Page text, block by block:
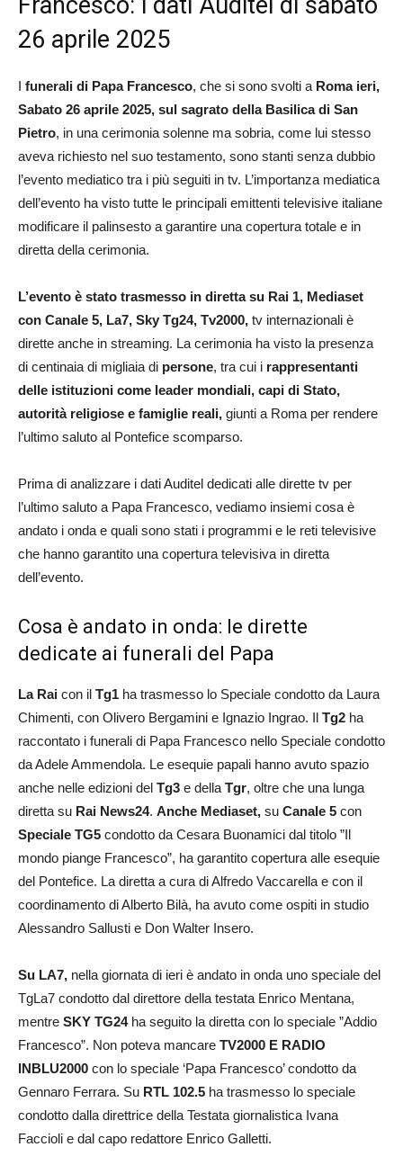
26 aprile 2025
I funerali di Papa Francesco, che si sono svolti a Roma ieri,
Sabato 26 aprile 2025, sul sagrato della Basilica di San
Pietro, in una cerimonia solenne ma sobria, come lui stesso
aveva richiesto nel suo testamento, sono stanti senza dubbio
l’evento mediatico tra i più seguiti in tv. L’importanza mediatica
dell’evento ha visto tutte le principali emittenti televisive italiane
modificare il palinsesto a garantire una copertura totale e in
diretta della cerimonia.
L’evento è stato trasmesso in diretta su Rai 1, Mediaset
con Canale 5, La7, Sky Tg24, Tv2000, tv internazionali è
dirette anche in streaming. La cerimonia ha visto la presenza
di centinaia di migliaia di persone, tra cui i rappresentanti
delle istituzioni come leader mondiali, capi di Stato,
autorità religiose e famiglie reali, giunti a Roma per rendere
l’ultimo saluto al Pontefice scomparso.
Prima di analizzare i dati Auditel dedicati alle dirette tv per
l’ultimo saluto a Papa Francesco, vediamo insiemi cosa è
andato i onda e quali sono stati i programmi e le reti televisive
che hanno garantito una copertura televisiva in diretta
dell’evento.
Cosa è andato in onda: le dirette
dedicate ai funerali del Papa
La Rai con il Tg1 ha trasmesso lo Speciale condotto da Laura
Chimenti, con Olivero Bergamini e Ignazio Ingrao. Il Tg2 ha
raccontato i funerali di Papa Francesco nello Speciale condotto
da Adele Ammendola. Le esequie papali hanno avuto spazio
anche nelle edizioni del Tg3 e della Tgr, oltre che una lunga
diretta su Rai News24. Anche Mediaset, su Canale 5 con
Speciale TG5 condotto da Cesara Buonamici dal titolo ”Il
mondo piange Francesco”, ha garantito copertura alle esequie
del Pontefice. La diretta a cura di Alfredo Vaccarella e con il
coordinamento di Alberto Bilà, ha avuto come ospiti in studio
Alessandro Sallusti e Don Walter Insero.
Su LA7, nella giornata di ieri è andato in onda uno speciale del
TgLa7 condotto dal direttore della testata Enrico Mentana,
mentre SKY TG24 ha seguito la diretta con lo speciale ”Addio
Francesco”. Non poteva mancare TV2000 E RADIO
INBLU2000 con lo speciale ‘Papa Francesco’ condotto da
Gennaro Ferrara. Su RTL 102.5 ha trasmesso lo speciale
condotto dalla direttrice della Testata giornalistica Ivana
Faccioli e dal capo redattore Enrico Galletti.